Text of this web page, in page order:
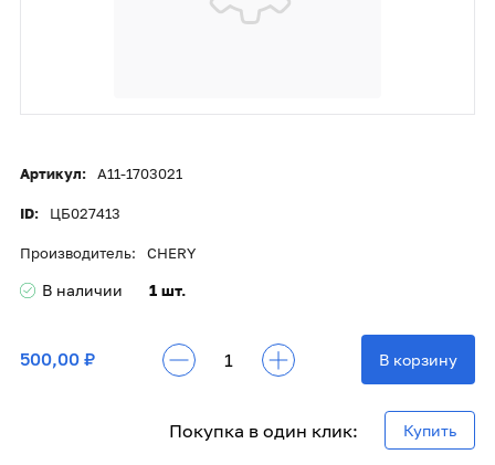
Артикул: A11-1703021
ID: ЦБ027413
Производитель: CHERY
В наличии 1 шт.
500,00 ₽ В корзину
Покупка в один клик: Купить